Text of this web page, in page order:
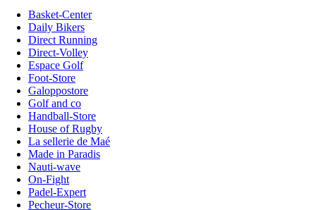
Basket-Center
Daily Bikers
Direct Running
Direct-Volley
Espace Golf
Foot-Store
Galoppostore
Golf and co
Handball-Store
House of Rugby
La sellerie de Maé
Made in Paradis
Nauti-wave
On-Fight
Padel-Expert
Pecheur-Store